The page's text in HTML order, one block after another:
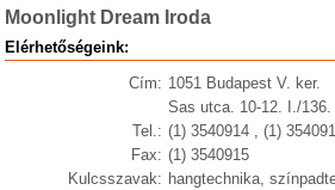
Moonlight Dream Iroda
Elérhetőségeink:
Cím: 1051 Budapest V. ker.
Sas utca. 10-12. I./136.
Tel.: (1) 3540914 , (1)
Fax: (1) 3540915
Kulcsszavak: hangtechnika,